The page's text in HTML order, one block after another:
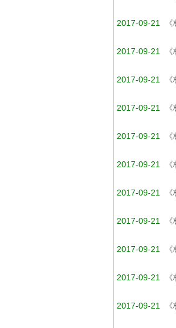
2017-09-21
2017-09-21
2017-09-21
2017-09-21
2017-09-21
2017-09-21
2017-09-21
2017-09-21
2017-09-21
2017-09-21
2017-09-21